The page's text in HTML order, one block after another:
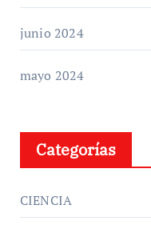
junio 2024
mayo 2024
Categorías
CIENCIA